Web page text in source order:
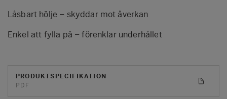
Låsbart hölje – skyddar mot åverkan
Enkel att fylla på – förenklar underhållet
PRODUKTSPECIFIKATION
PDF